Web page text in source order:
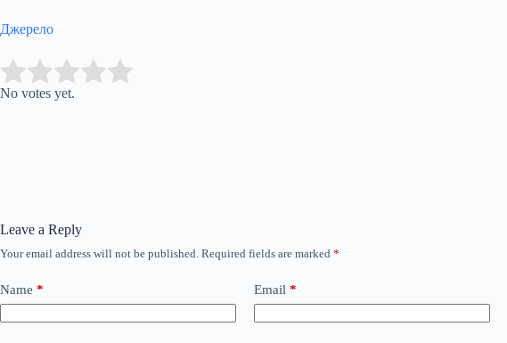
Джерело
Rate this item:
No votes yet.
Leave a Reply
Your email address will not be published. Required fields are marked *
Name * Email *